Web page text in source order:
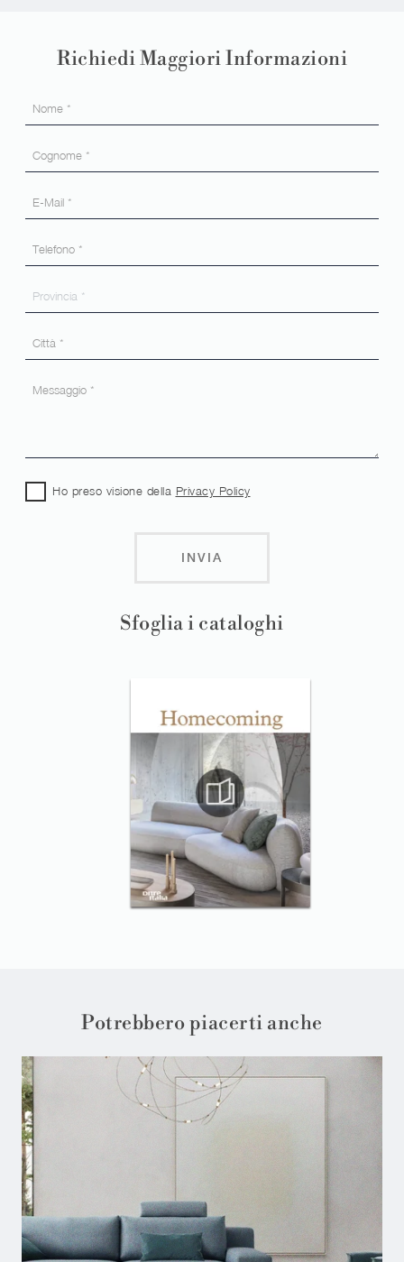
Sfoglia i cataloghi
Richiedi Maggiori Informazioni
Ho preso visione della Privacy Policy
INVIA
Potrebbero piacerti anche